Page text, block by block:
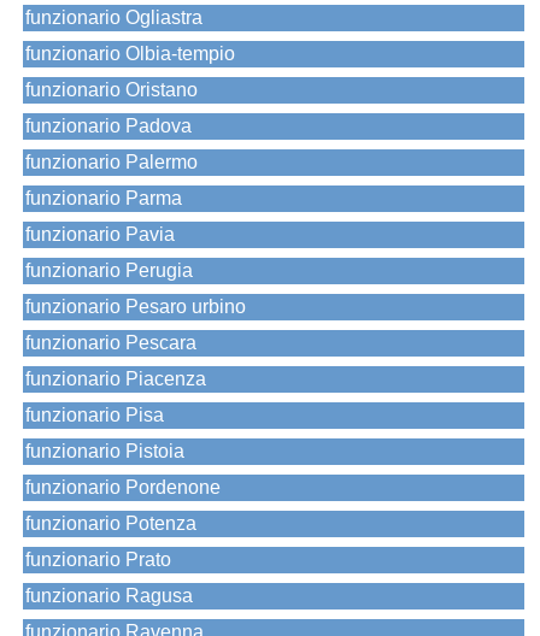
funzionario Ogliastra
funzionario Olbia-tempio
funzionario Oristano
funzionario Padova
funzionario Palermo
funzionario Parma
funzionario Pavia
funzionario Perugia
funzionario Pesaro urbino
funzionario Pescara
funzionario Piacenza
funzionario Pisa
funzionario Pistoia
funzionario Pordenone
funzionario Potenza
funzionario Prato
funzionario Ragusa
funzionario Ravenna